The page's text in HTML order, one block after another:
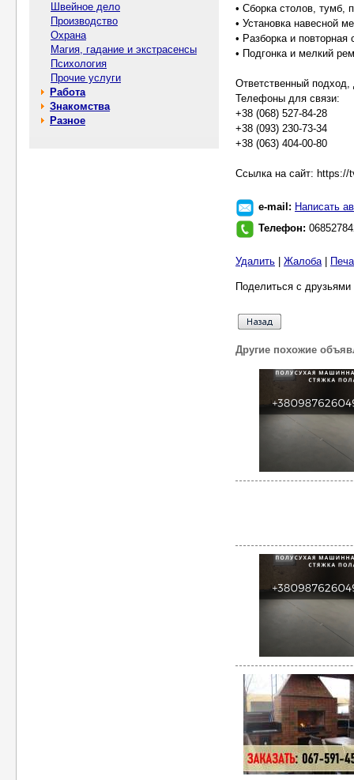
Швейное дело
Производство
Охрана
Магия, гадание и экстрасенсы
Психология
Прочие услуги
Работа
Знакомства
Разное
• Сборка столов, тумб,
• Установка навесной
• Разборка и повторная
• Подгонка и мелкий
Ответственный подход,
Телефоны для связи:
+38 (068) 527-84-28
+38 (093) 230-73-34
+38 (063) 404-00-80
Ссылка на сайт: https://
e-mail: Написать
Телефон:
Удалить Жалоба|
Поделиться с
Другие похожие